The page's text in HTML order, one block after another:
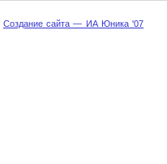
Создание сайта — ИА Юника '07